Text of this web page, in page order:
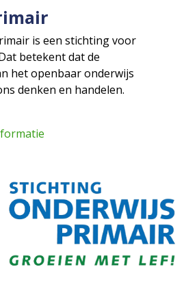
is een stichting voor
betekent dat de
het openbaar onderwijs
denken en handelen.